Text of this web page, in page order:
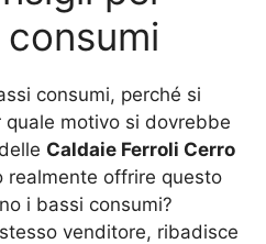
consumi, perché si
motivo si dovrebbe
Caldaie Ferroli Cerro
realmente offrire questo
i bassi consumi?
venditore, ribadisce